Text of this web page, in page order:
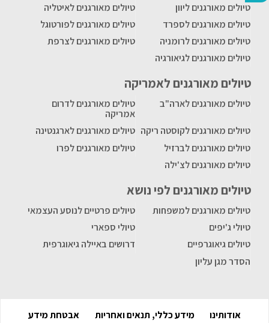
טיולים מאורגנים ליוון
טיולים מאורגנים לאיטליה
טיולים מאורגנים לספרד
טיולים מאורגנים לפורטוגל
טיולים מאורגנים לרומניה
טיולים מאורגנים לצרפת
טיולים מאורגנים לגיאורגיה
טיולים מאורגנים לאמריקה
טיולים מאורגנים לארה"ב
טיולים מאורגנים לדרום
אמריקה
טיולים מאורגנים לקוסטה ריקה טיולים מאורגנים לארגנטינה
טיולים מאורגנים לברזיל
טיולים מאורגנים לפרו
טיולים מאורגנים לצ'ילה
טיולים מאורגנים לפי נושא
טיולים מאורגנים למשפחות
טיולים פרטיים לנוסע העצמאי
טיולי ג'יפים
טיולי ספארי
טיולים גיאוגרפיים
דרושים באיילה גיאוגרפית
הסדר מגן עליון
אודותינו מידע כללי, תנאים ואחריות אבטחת מידע